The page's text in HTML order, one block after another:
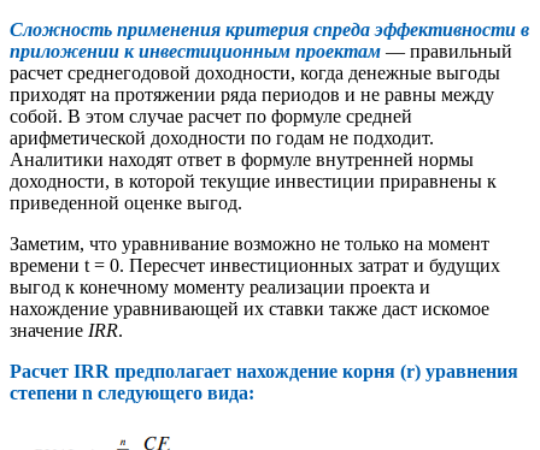
Сложность применения критерия спреда эффективности в
приложении к инвестиционным проектам — правильный
расчет среднегодовой доходности, когда денежные выгоды
приходят на протяжении ряда периодов и не равны между
собой. В этом случае расчет по формуле средней
арифметической доходности по годам не подходит.
Аналитики находят ответ в формуле внутренней нормы
доходности, в которой текущие инвестиции приравнены к
приведенной оценке выгод.
Заметим, что уравнивание возможно не только на момент
времени t = 0. Пересчет инвестиционных затрат и будущих
выгод к конечному моменту реализации проекта и
нахождение уравнивающей их ставки также даст искомое
значение IRR.
Расчет IRR предполагает нахождение корня (r) уравнения
степени n следующего вида: